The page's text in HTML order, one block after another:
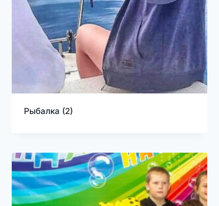
Рыбалка (2)